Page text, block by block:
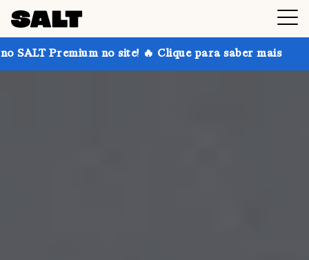
no site! 🔥 Clique para saber mais Ganhe até